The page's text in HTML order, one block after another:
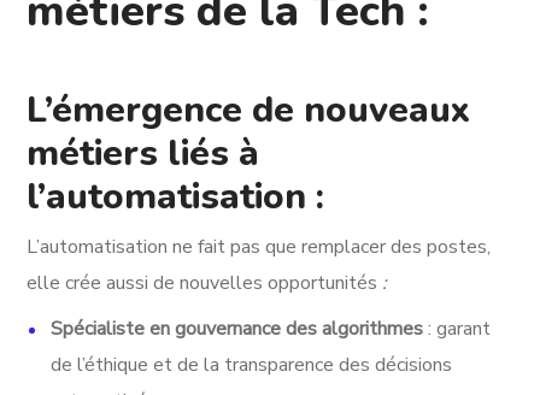
L’émergence de nouveaux
métiers liés à
l’automatisation :
L’automatisation ne fait pas que remplacer des postes,
elle crée aussi de nouvelles opportunités :
Spécialiste en gouvernance des algorithmes: garant
de l’éthique et de la transparence des décisions